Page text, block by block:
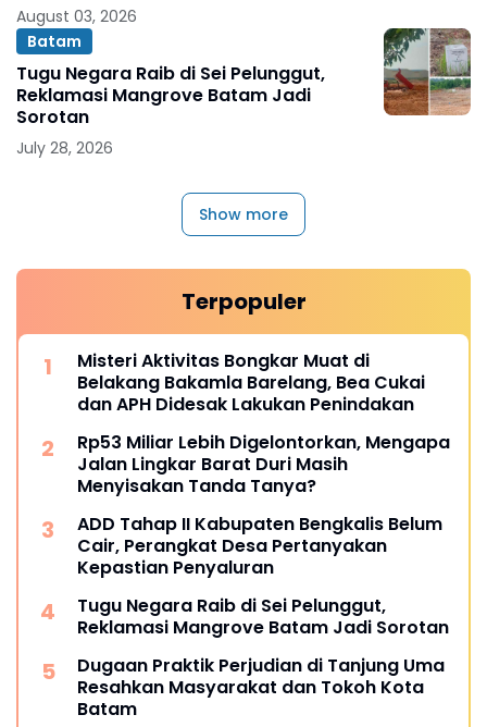
August 03, 2026
Batam
Tugu Negara Raib di Sei Pelunggut,
Reklamasi Mangrove Batam Jadi
Sorotan
July 28, 2026
Show more
Terpopuler
Misteri Aktivitas Bongkar Muat di
Belakang Bakamla Barelang, Bea Cukai
dan APH Didesak Lakukan Penindakan
Rp53 Miliar Lebih Digelontorkan, Mengapa
Jalan Lingkar Barat Duri Masih
Menyisakan Tanda Tanya?
ADD Tahap II Kabupaten Bengkalis Belum
Cair, Perangkat Desa Pertanyakan
Kepastian Penyaluran
Tugu Negara Raib di Sei Pelunggut,
Reklamasi Mangrove Batam Jadi Sorotan
Dugaan Praktik Perjudian di Tanjung Uma
Resahkan Masyarakat dan Tokoh Kota
Batam